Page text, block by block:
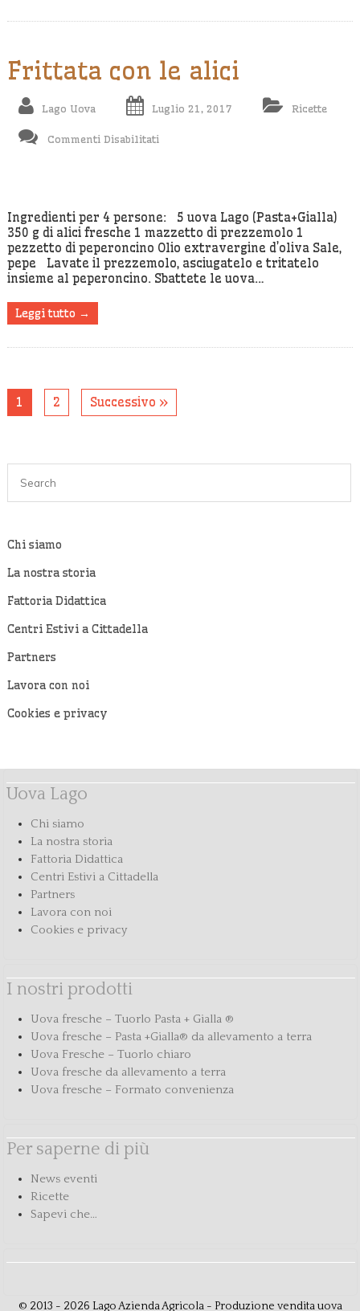
Frittata con le alici
Lago Uova Luglio 21, 2017 Ricette
Commenti Disabilitati
Alici
Ingredienti per 4 persone: 5 uova Lago (Pasta+Gialla)
350 g di alici fresche 1 mazzetto di prezzemolo 1
pezzetto di peperoncino Olio extravergine d’oliva Sale,
pepe Lavate il prezzemolo, asciugatelo e tritatelo
insieme al peperoncino. Sbattete le uova…
Leggi tutto →
1 2 Successivo »
Chi siamo
La nostra storia
Fattoria Didattica
Centri Estivi a Cittadella
Partners
Lavora con noi
Cookies e privacy
Uova Lago
Chi siamo
La nostra storia
Fattoria Didattica
Centri Estivi a Cittadella
Partners
Lavora con noi
Cookies e privacy
I nostri prodotti
Uova fresche – Tuorlo Pasta + Gialla ®
Uova fresche – Pasta +Gialla® da allevamento a terra
Uova Fresche – Tuorlo chiaro
Uova fresche da allevamento a terra
Uova fresche – Formato convenienza
Per saperne di più
News eventi
Ricette
Sapevi che…
© 2013 - 2026 Lago Azienda Agricola - Produzione vendita uova